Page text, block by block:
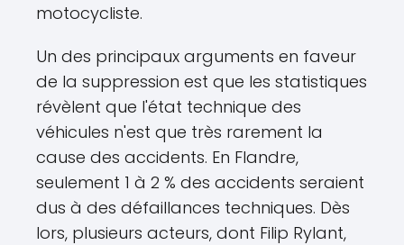
motocycliste.
Un des principaux arguments en faveur
de la suppression est que les statistiques
révèlent que l'état technique des
véhicules n'est que très rarement la
cause des accidents. En Flandre,
seulement 1 à 2 % des accidents seraient
dus à des défaillances techniques. Dès
lors, plusieurs acteurs, dont Filip Rylant,